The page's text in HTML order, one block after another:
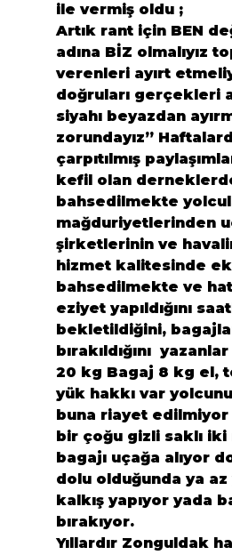
ile vermiş oldu ;
Artık rant için BEN
adına BİZ olmalıyız
verenleri ayırt
doğruları gerçekleri
siyahı beyazdan
zorundayız”
çarpıtılmış
kefil olan
bahsedilmekte
mağduriyetlerinden
şirketlerinin ve
hizmet kalitesinde
bahsedilmekte ve
eziyet yapıldığını
bekletildiğini,
bırakıldığını
20 kg Bagaj 8 kg el,
yük hakkı var
buna riayet edilmiyor
bir çoğu gizli saklı iki
bagajı uçağa alıyor
dolu olduğunda ya az
kalkış yapıyor yada
bırakıyor.
Yıllardır Zonguldak